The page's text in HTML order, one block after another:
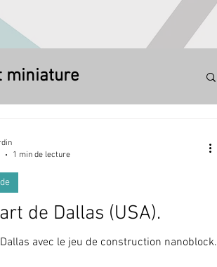
miniature
de Dallas (USA).
avec le jeu de construction nanoblock.
1 min de lecture